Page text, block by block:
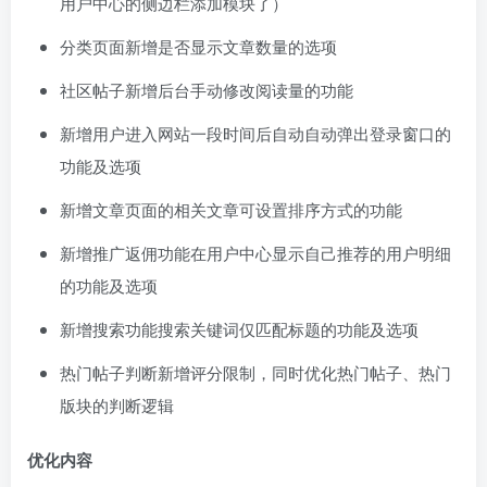
分类页面新增是否显示文章数量的选项
社区帖子新增后台手动修改阅读量的功能
新增用户进入网站一段时间后自动自动弹出登录窗口的
功能及选项
新增文章页面的相关文章可设置排序方式的功能
新增推广返佣功能在用户中心显示自己推荐的用户明细
的功能及选项
新增搜索功能搜索关键词仅匹配标题的功能及选项
热门帖子判断新增评分限制，同时优化热门帖子、热门
版块的判断逻辑
优化内容